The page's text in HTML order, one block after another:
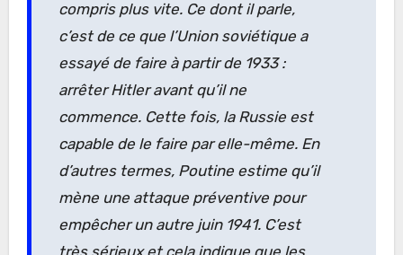
compris plus vite. Ce dont il parle,
c’est de ce que l’Union soviétique a
essayé de faire à partir de 1933 :
arrêter Hitler avant qu’il ne
commence. Cette fois, la Russie est
capable de le faire par elle-même. En
d’autres termes, Poutine estime qu’il
mène une attaque préventive pour
empêcher un autre juin 1941. C’est